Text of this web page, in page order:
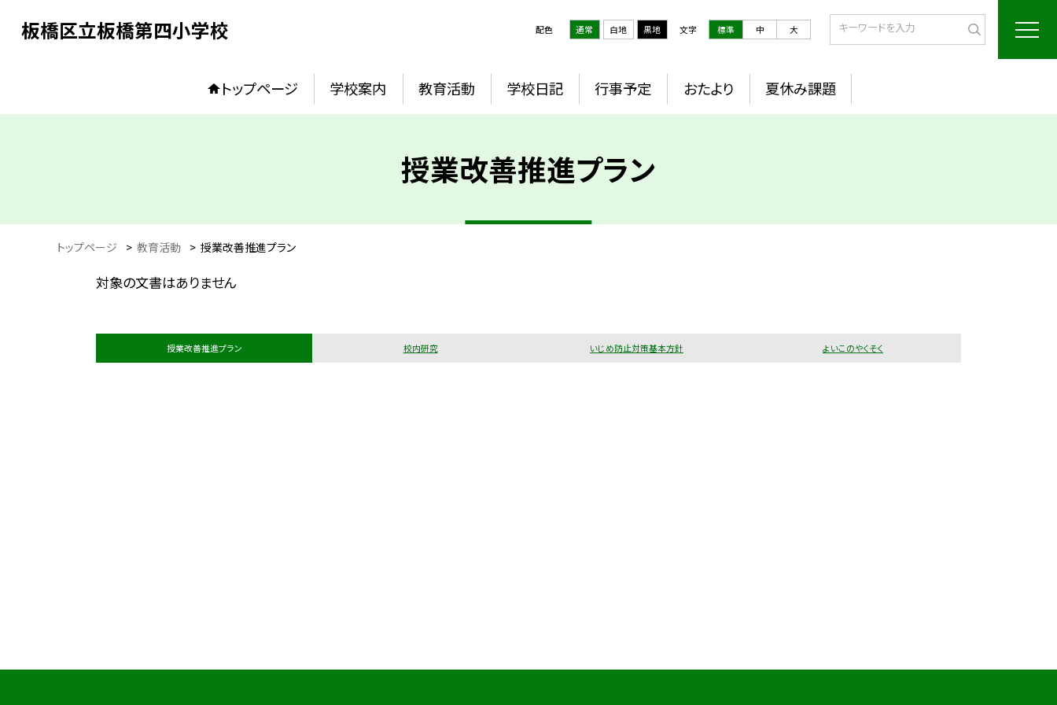
板橋区立板橋第四小学校 配色 通常 白地 黒地 文字 標準 中 大
トップページ 学校案内 教育活動 学校日記 行事予定 おたより 夏休み課題
授業改善推進プラン
トップページ > 教育活動 > 授業改善推進プラン
対象の文書はありません
授業改善推進プラン 校内研究 いじめ防止対策基本方針 よいこのやくそく